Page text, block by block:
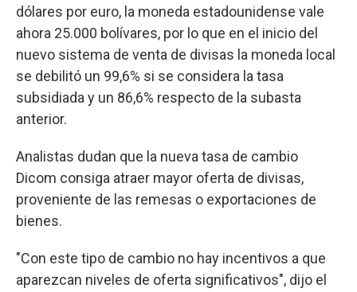
dólares por euro, la moneda estadounidense vale
ahora 25.000 bolívares, por lo que en el inicio del
nuevo sistema de venta de divisas la moneda local
se debilitó un 99,6% si se considera la tasa
subsidiada y un 86,6% respecto de la subasta
anterior.
Analistas dudan que la nueva tasa de cambio
Dicom consiga atraer mayor oferta de divisas,
proveniente de las remesas o exportaciones de
bienes.
"Con este tipo de cambio no hay incentivos a que
aparezcan niveles de oferta significativos", dijo el